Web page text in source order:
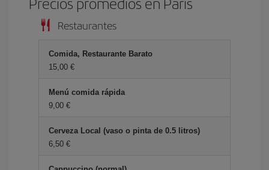
Restaurantes
Comida, Restaurante Barato
15,00 €
Menú comida rápida
9,00 €
Cerveza Local (vaso o pinta de 0.5 litros)
6,50 €